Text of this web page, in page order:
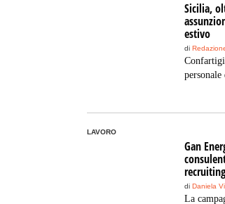
Sicilia,
estivo
di
LAVORO
Gan
di Daniela
La